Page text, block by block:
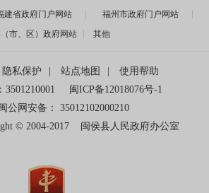
建省政府门户网站
福州市政府门户网站
市、区）政府网站
其他
隐私保护 站点地图
使用帮助
3501210001
闽ICP备12018076号-1
公网安备：
35012102000210
© 2004-2017
闽侯县人民政府办公室